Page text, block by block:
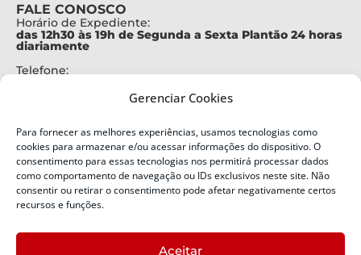
Gerenciar Cookies
Para fornecer as melhores experiências, usamos tecnologias como
cookies para armazenar e/ou acessar informações do dispositivo. O
consentimento para essas tecnologias nos permitirá processar dados
como comportamento de navegação ou IDs exclusivos neste site. Não
consentir ou retirar o consentimento pode afetar negativamente certos
recursos e funções.
Aceitar
FALE CONOSCO
Horário de Expediente:
das 12h30 às 19h de Segunda a Sexta Plantão 24 horas
diariamente
Telefone:
Alertas Defesa Civil:
SMS 40199
ENDEREÇO
Defesa Civil do Estado de Santa Catarina
Bairro: